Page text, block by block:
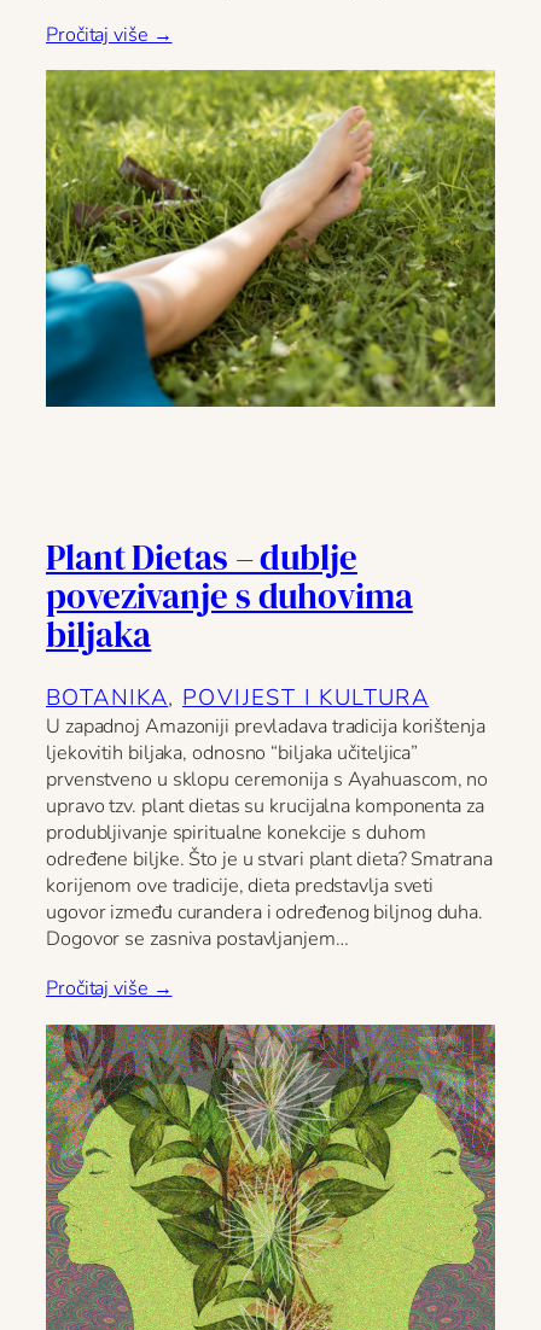
Pročitaj više →
Plant Dietas – dublje
povezivanje s duhovima
biljaka
BOTANIKA, POVIJEST I KULTURA
U zapadnoj Amazoniji prevladava tradicija korištenja
ljekovitih biljaka, odnosno “biljaka učiteljica”
prvenstveno u sklopu ceremonija s Ayahuascom, no
upravo tzv. plant dietas su krucijalna komponenta za
produbljivanje spiritualne konekcije s duhom
određene biljke. Što je u stvari plant dieta? Smatrana
korijenom ove tradicije, dieta predstavlja sveti
ugovor između curandera i određenog biljnog duha.
Dogovor se zasniva postavljanjem…
Pročitaj više →